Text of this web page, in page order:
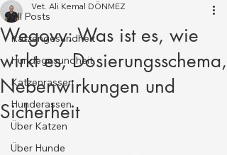
All Posts
Katzengesundheit
Hundegesundheit
Katzenrassen
Hunderassen
Über Katzen
Über Hunde
Wegovy: Was ist es, wie
wirkt es, Dosierungsschema,
Nebenwirkungen und
Sicherheit
Vet. Ali Kemal DÖNMEZ